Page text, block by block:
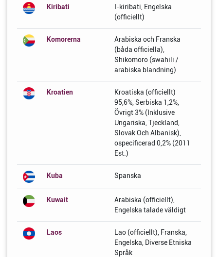
Kiribati
I-kiribati, Engelska
(officiellt)
Komorerna
Arabiska och Franska
(båda officiella),
Shikomoro (swahili /
arabiska blandning)
Kroatien
Kroatiska (officiellt)
95,6%, Serbiska 1,2%,
Övrigt 3% (Inklusive
Ungariska, Tjeckland,
Slovak Och Albanisk),
ospecificerad 0,2% (2011
Est.)
Kuba Spanska
Kuwait
Arabiska (officiellt),
Engelska talade väldigt
Laos
Lao (officiellt), Franska,
Engelska, Diverse Etniska
Språk